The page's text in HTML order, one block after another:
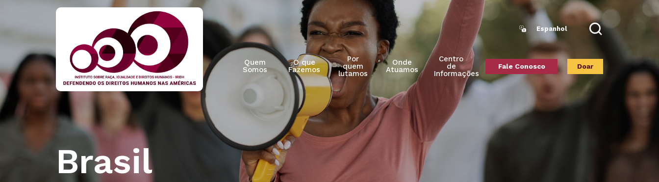
Espanhol Search
Quem
Somos
O que
Fazemos
Por
quem
lutamos
Onde
Atuamos
Centro
de
Informações
Fale Conosco Doar
Brasil